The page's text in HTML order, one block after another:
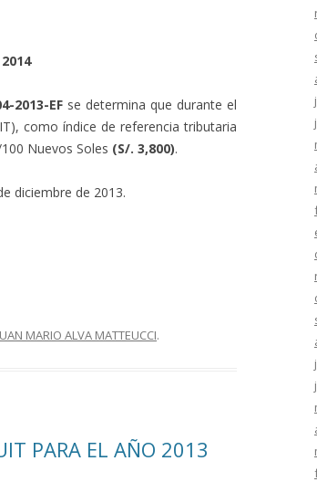
2013-EF se determina que durante el
como índice de referencia tributaria
Nuevos Soles (S/. 3,800).
diciembre de 2013.
MARIO ALVA MATTEUCCI.
PARA EL AÑO 2013